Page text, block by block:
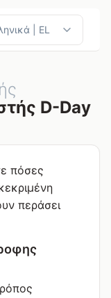
D-Day
πόσες
περάσει